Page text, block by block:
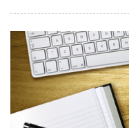
ADHÉRER
CONTACT
LA REVUE CADRES
LE CREFAC
L’OBSERVATOIRE DES